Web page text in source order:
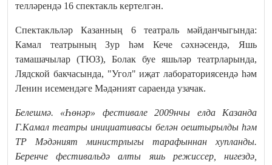
телләрендә 16 спектакль кертелгән.
Спектакльләр Казанның 6 театраль мәйданчыгында:
Камал театрының Зур һәм Кече сәхнәсендә, Яшь
тамашачылар (ТЮЗ), Болак буе яшьләр театрларында,
Лядской бакчасында, "Угол" иҗат лабораториясендә һәм
Ленин исемендәге Мәдәният сараенда узачак.
Белешмә. «Һөнәр» фестивале 2009нчы елда Казанда
Г.Камал театры инициативасы белән оештырылды һәм
ТР Мәдәният министрлыгы тарафыннан хупланды.
Беренче фестивальдә алты яшь режиссер, нигездә,